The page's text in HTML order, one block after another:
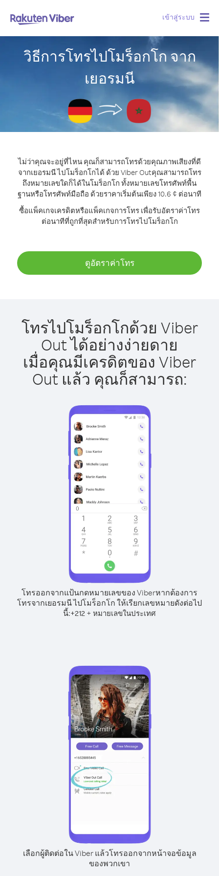
เข้าสู่ระบบ
วิธีการโทรไปโมร็อกโก จาก
เยอรมนี
ไม่ว่าคุณจะอยู่ที่ไหน คุณก็สามารถโทรด้วยคุณภาพเสียงที่ดี
จากเยอรมนี ไปโมร็อกโกได้ ด้วย Viber Outคุณสามารถโทร
ถึงหมายเลขใดก็ได้ในโมร็อกโก ทั้งหมายเลขโทรศัพท์พื้น
ฐานหรือโทรศัพท์มือถือ ด้วยราคาเริ่มต้นเพียง 10.6 ¢ ต่อนาที
ซื้อแพ็คเกจเครดิตหรือแพ็คเกจการโทร เพื่อรับอัตราค่าโทร
ต่อนาทีที่ถูกที่สุดสำหรับการโทรไปโมร็อกโก
ดูอัตราค่าโทร
โทรไปโมร็อกโกด้วย Viber
Out ได้อย่างง่ายดาย
เมื่อคุณมีเครดิตของ Viber
Out แล้ว คุณก็สามารถ:
โทรออกจากแป้นกดหมายเลขของ Viberหากต้องการ
โทรจากเยอรมนี ไปโมร็อกโก ให้เรียกเลขหมายดังต่อไป
นี้:+212 + หมายเลขในประเทศ
เลือกผู้ติดต่อใน Viber แล้วโทรออกจากหน้าจอข้อมูล
ของพวกเขา